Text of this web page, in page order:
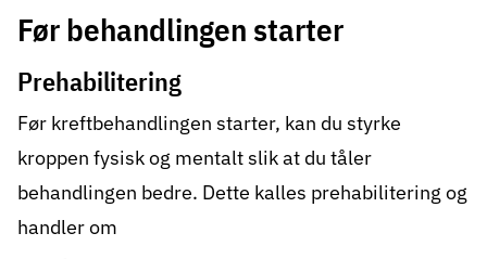
Før behandlingen starter
Prehabilitering
Før kreftbehandlingen starter, kan du styrke
kroppen fysisk og mentalt slik at du tåler
behandlingen bedre. Dette kalles prehabilitering og
handler om